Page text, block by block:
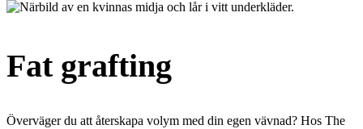
Fat grafting
Överväger du att återskapa volym med din egen vävnad? Hos The